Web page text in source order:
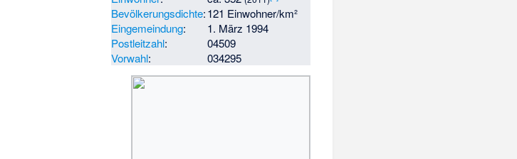
Bevölkerungsdichte:121 Einwohner/km²
Eingemeindung:
1. März 1994
Postleitzahl:
04509
Vorwahl: 034295